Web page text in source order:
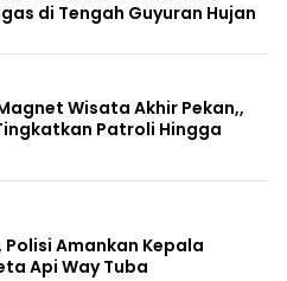
di Tengah Guyuran Hujan
Wisata Akhir Pekan,,
Patroli Hingga
Polisi Amankan Kepala
Api Way Tuba